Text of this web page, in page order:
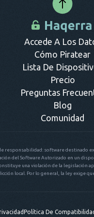
Accede A Los
Cómo Piratear
Lista De
Precio
Preguntas
Blog
Comunidad
responsabilidad: software destinado
del Software Autorizado en un
una violación de la legislación
local. Por lo general, la ley exige
Política De